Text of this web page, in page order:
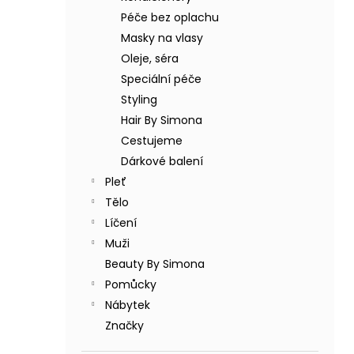
Péče bez oplachu
Masky na vlasy
Oleje, séra
Speciální péče
Styling
Hair By Simona
Cestujeme
Dárkové balení
Pleť
Tělo
Líčení
Muži
Beauty By Simona
Pomůcky
Nábytek
Značky
BODY BY SIMONA BANÁN ORGANICKÉ
RUČNĚ VYRÁBĚNÉ BAMBUCKÉ MÁSLO
200ML
749 Kč